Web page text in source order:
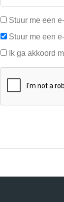
Stuur me een
Stuur me een
Ik ga akkoord